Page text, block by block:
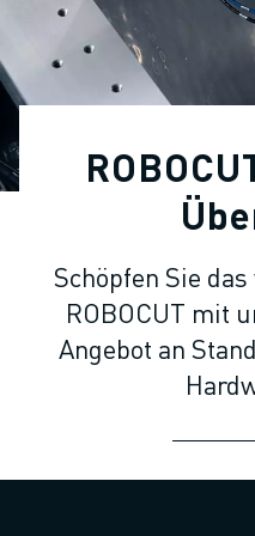
KOLLABORATIVE ROBOTER
ROBOTERPALETTE
ROBOTER-STEUERUNGEN
ROBOTER-ZUBEHÖR
ROBOTER-SOFTWARE
SIMULATIONSSOFTWARE
ROBOTIK-PRODUKTE FÜR DEN
ROBOTER-AUTOMATISIERUNG
KOMPAKTE CNC-
ROBODRILL-FILTER
ROBODRILL KOMPAKTE CNC-
ROBODRILL HARDWARE
ROBODRILL ROBOTER-PAKET
Schöpfen Sie
ROBOCUT mit
Angebot an